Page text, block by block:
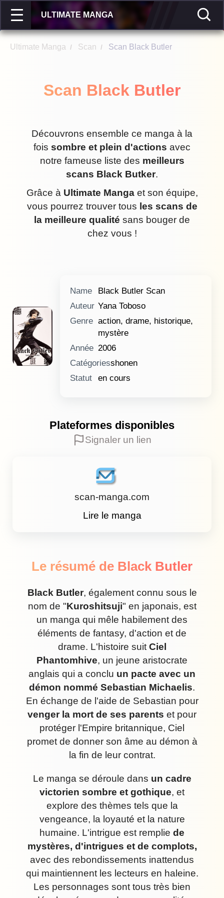
ULTIMATE MANGA
Ultimate Manga / Scan / Scan Black Butler
Scan Black Butler
Découvrons ensemble ce manga à la
fois sombre et plein d'actions avec
notre fameuse liste des meilleurs
scans Black Butker.
Grâce à Ultimate Manga et son équipe,
vous pourrez trouver tous les scans de
la meilleure qualité sans bouger de
chez vous !
Name
Black Butler Scan
Auteur Yana Toboso
Genre action, drame, historique,
mystère
Année 2006
Catégoriesshonen
Statut
en cours
Plateformes disponibles
Signaler un lien
scan-manga.com
Lire le manga
Le résumé de Black Butler
Black Butler, également connu sous le
nom de "Kuroshitsuji" en japonais, est
un manga qui mêle habilement des
éléments de fantasy, d'action et de
drame. L'histoire suit Ciel
Phantomhive, un jeune aristocrate
anglais qui a conclu un pacte avec un
démon nommé Sebastian Michaelis.
En échange de l'aide de Sebastian pour
venger la mort de ses parents et pour
protéger l'Empire britannique, Ciel
promet de donner son âme au démon à
la fin de leur contrat.
Le manga se déroule dans un cadre
victorien sombre et gothique, et
explore des thèmes tels que la
vengeance, la loyauté et la nature
humaine. L'intrigue est remplie de
mystères, d'intrigues et de complots,
avec des rebondissements inattendus
qui maintiennent les lecteurs en haleine.
Les personnages sont tous très bien